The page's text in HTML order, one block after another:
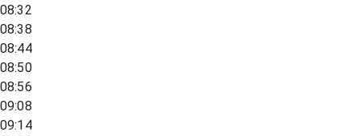
08:32
08:38
08:44
08:50
08:56
09:08
09:14